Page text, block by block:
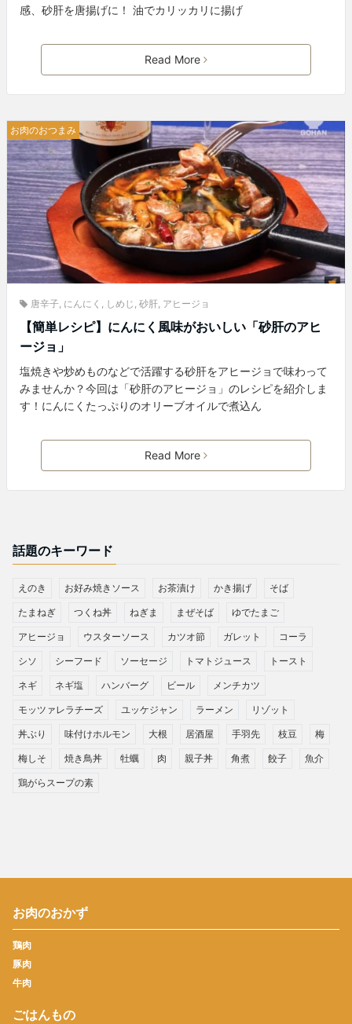
感、砂肝を唐揚げに！ 油でカリッカリに揚げ
Read More
お肉のおつまみ
唐辛子 にんにく しめじ 砂肝 アヒージョ
【簡単レシピ】にんにく風味がおいしい「砂肝のアヒ
ージョ」
塩焼きや炒めものなどで活躍する砂肝をアヒージョで味わって
みませんか？今回は「砂肝のアヒージョ」のレシピを紹介しま
す！にんにくたっぷりのオリーブオイルで煮込ん
Read More
話題のキーワード
えのき お好み焼きソース お茶漬け かき揚げ そば
たまねぎ つくね丼 ねぎま まぜそば ゆでたまご
アヒージョ ウスターソース カツオ節 ガレット コーラ
シソ シーフード ソーセージ トマトジュース トースト
ネギ ネギ塩 ハンバーグ ビール メンチカツ
モッツァレラチーズ ユッケジャン ラーメン リゾット
丼ぶり 味付けホルモン 大根 居酒屋 手羽先 枝豆 梅
梅しそ 焼き鳥丼 牡蠣 肉 親子丼 角煮 餃子 魚介
鶏がらスープの素
お肉のおかず
鶏肉
豚肉
牛肉
ごはんもの